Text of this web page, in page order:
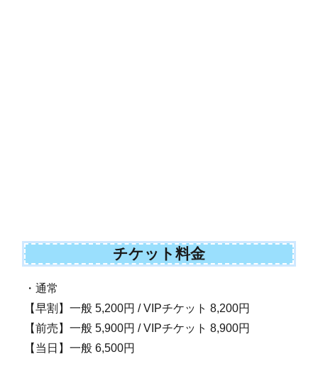
チケット料金
・通常
【早割】一般 5,200円 / VIPチケット 8,200円
【前売】一般 5,900円 / VIPチケット 8,900円
【当日】一般 6,500円